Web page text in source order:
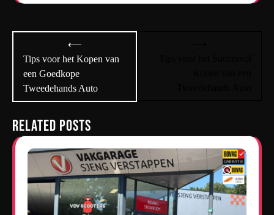
navigatie
⟵
Tips voor het Kopen van
een Goedkope
Tweedehands Auto
Related Posts